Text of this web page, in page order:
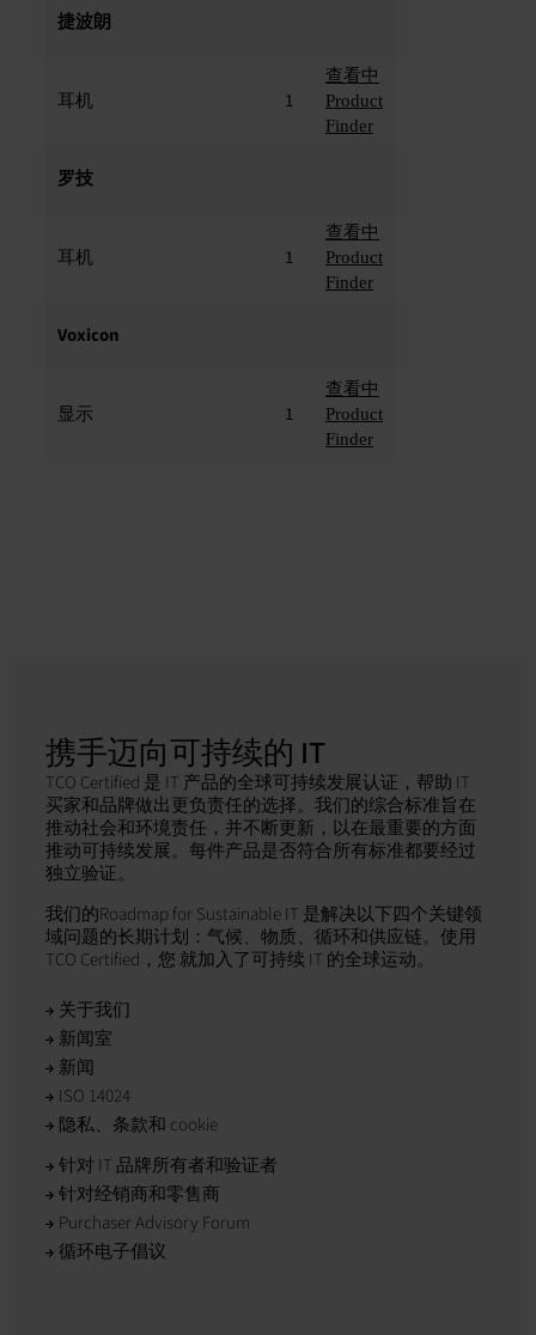
捷波朗
耳机 1
查看中
Product
Finder
罗技
耳机 1
查看中
Product
Finder
Voxicon
显示 1
查看中
Product
Finder
携手迈向可持续的 IT
TCO Certified 是 IT 产品的全球可持续发展认证，帮助 IT
买家和品牌做出更负责任的选择。我们的综合标准旨在
推动社会和环境责任，并不断更新，以在最重要的方面
推动可持续发展。每件产品是否符合所有标准都要经过
独立验证。
我们的Roadmap for Sustainable IT 是解决以下四个关键领
域问题的长期计划：气候、物质、循环和供应链。使用
TCO Certified，您 就加入了可持续 IT 的全球运动。
关于我们
新闻室
新闻
ISO 14024
隐私、条款和 cookie
针对 IT 品牌所有者和验证者
针对经销商和零售商
Purchaser Advisory Forum
循环电子倡议